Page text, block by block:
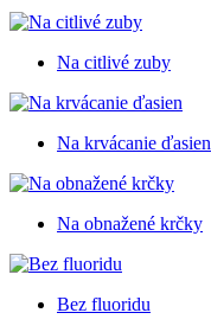
Na citlivé zuby
Na krvácanie ďasien
Na obnažené krčky
Bez fluoridu